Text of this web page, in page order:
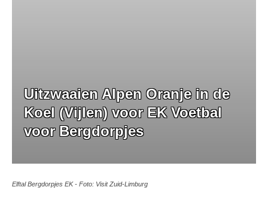
Uitzwaaien Alpen Oranje in de
Koel (Vijlen) voor EK Voetbal
voor Bergdorpjes
Elftal Bergdorpjes EK - Foto: Visit Zuid-Limburg